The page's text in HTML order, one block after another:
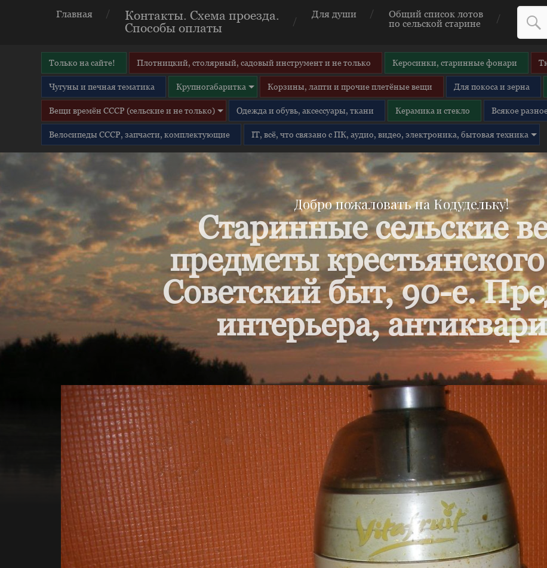
Главная
Контакты. Схема проезда.
Способы оплаты
Для души
Общий список лотов
по сельской старине
Только на сайте! Плотницкий, столярный, садовый инструмент и не только Керосинки, старинные фонари
Чугуны и печная тематика Крупногабаритка Корзины, лапти и прочие плетёные вещи Для покоса и зерна
Вещи времён СССР (сельские и не только) Одежда и обувь, аксессуары, ткани Керамика и стекло Всякое
Велосипеды СССР, запчасти, комплектующие IT, всё, что связано с ПК, аудио, видео, электроника, бытовая техника
Добро пожаловать на Кодудельку!
Старинные сельские
предметы
Советский быт, 90-е.
интерьера,